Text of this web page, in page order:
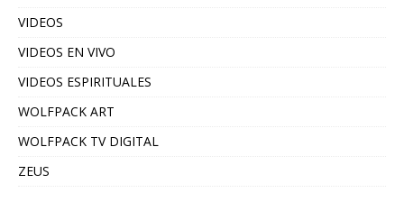
VIDEOS
VIDEOS EN VIVO
VIDEOS ESPIRITUALES
WOLFPACK ART
WOLFPACK TV DIGITAL
ZEUS